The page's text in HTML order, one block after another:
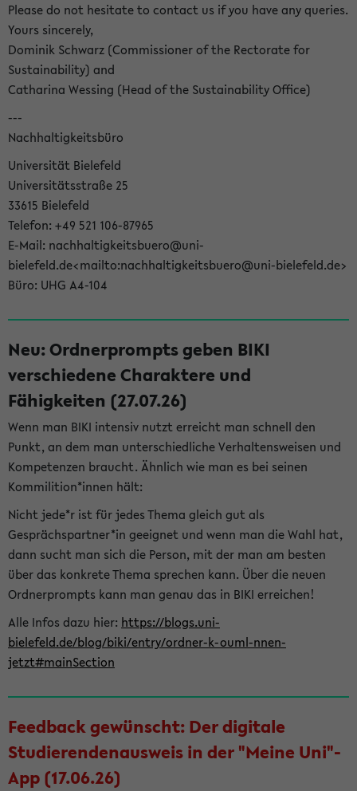
Please do not hesitate to contact us if you have any queries.
Yours sincerely,
Dominik Schwarz (Commissioner of the Rectorate for
Sustainability) and
Catharina Wessing (Head of the Sustainability Office)
---
Nachhaltigkeitsbüro
Universität Bielefeld
Universitätsstraße 25
33615 Bielefeld
Telefon: +49 521 106-87965
E-Mail: nachhaltigkeitsbuero@uni-
bielefeld.de<mailto:nachhaltigkeitsbuero@uni-bielefeld.de>
Büro: UHG A4-104
Neu: Ordnerprompts geben BIKI
verschiedene Charaktere und
Fähigkeiten (27.07.26)
Wenn man BIKI intensiv nutzt erreicht man schnell den
Punkt, an dem man unterschiedliche Verhaltensweisen und
Kompetenzen braucht. Ähnlich wie man es bei seinen
Kommilition*innen hält:
Nicht jede*r ist für jedes Thema gleich gut als
Gesprächspartner*in geeignet und wenn man die Wahl hat,
dann sucht man sich die Person, mit der man am besten
über das konkrete Thema sprechen kann. Über die neuen
Ordnerprompts kann man genau das in BIKI erreichen!
Alle Infos dazu hier: https://blogs.uni-
bielefeld.de/blog/biki/entry/ordner-k-ouml-nnen-
jetzt#mainSection
Feedback gewünscht: Der digitale
Studierendenausweis in der "Meine Uni"-
App (17.06.26)